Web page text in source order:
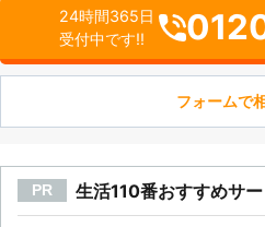
24時間365日
受付中です!!
フォームで
PR 生活110番おすすめサ